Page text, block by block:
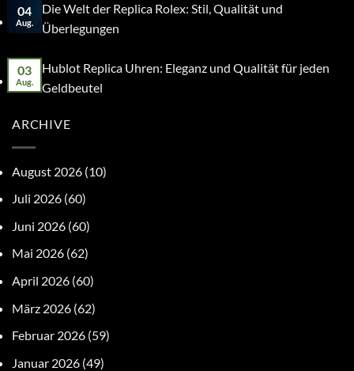
04
Aug.
Die Welt der Replica Rolex: Stil, Qualität und
Überlegungen
03
Aug.
Hublot Replica Uhren: Eleganz und Qualität für jeden
Geldbeutel
ARCHIVE
August 2026 (10)
Juli 2026 (60)
Juni 2026 (60)
Mai 2026 (62)
April 2026 (60)
März 2026 (62)
Februar 2026 (59)
Januar 2026 (49)